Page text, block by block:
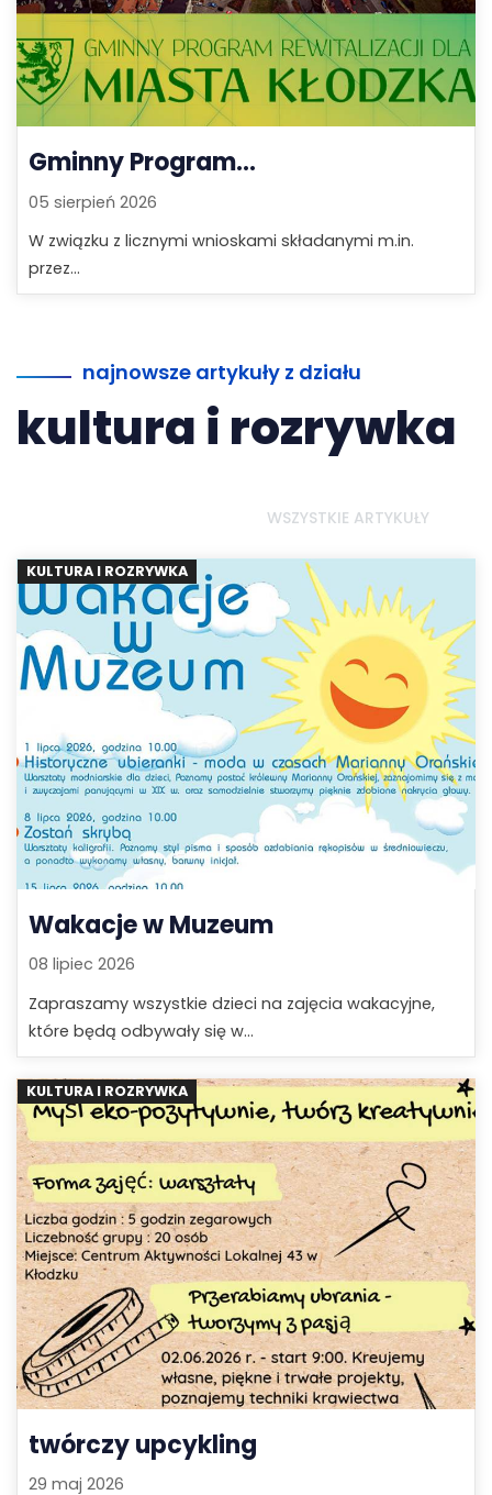
Gminny Program...
05 sierpień 2026
W związku z licznymi wnioskami składanymi m.in.
przez...
najnowsze artykuły z działu
kultura i rozrywka
WSZYSTKIE ARTYKUŁY
KULTURA I ROZRYWKA
Wakacje w Muzeum
08 lipiec 2026
Zapraszamy wszystkie dzieci na zajęcia wakacyjne,
które będą odbywały się w...
KULTURA I ROZRYWKA
twórczy upcykling
29 maj 2026